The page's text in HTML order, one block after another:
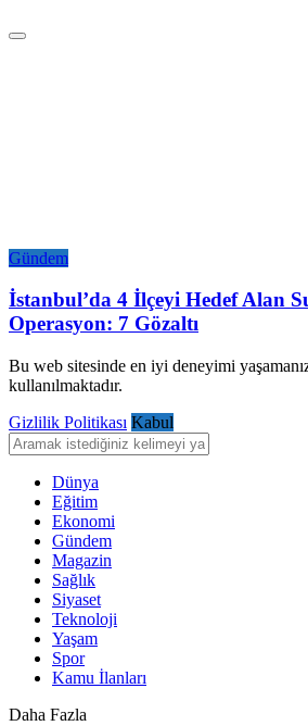
Gündem
İstanbul’da 4 İlçeyi Hedef Alan
Operasyon: 7 Gözaltı
Bu web sitesinde en iyi deneyimi
kullanılmaktadır.
Gizlilik Politikası Kabul
Dünya
Eğitim
Ekonomi
Gündem
Magazin
Sağlık
Siyaset
Teknoloji
Yaşam
Spor
Kamu İlanları
Daha Fazla